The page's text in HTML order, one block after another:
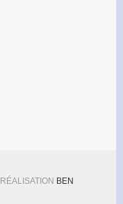
| RÉALISATION BEN